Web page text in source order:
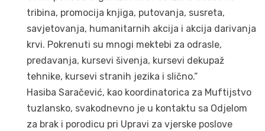
tribina, promocija knjiga, putovanja, susreta,
savjetovanja, humanitarnih akcija i akcija darivanja
krvi. Pokrenuti su mnogi mektebi za odrasle,
predavanja, kursevi šivenja, kursevi dekupaž
tehnike, kursevi stranih jezika i slično.“
Hasiba Saračević, kao koordinatorica za Muftijstvo
tuzlansko, svakodnevno je u kontaktu sa Odjelom
za brak i porodicu pri Upravi za vjerske poslove